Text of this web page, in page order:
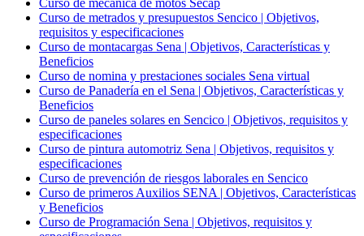
Curso de metrados y presupuestos Sencico | Objetivos,
requisitos y especificaciones
Curso de montacargas Sena | Objetivos, Características y
Beneficios
Curso de nomina y prestaciones sociales Sena virtual
Curso de Panadería en el Sena | Objetivos, Características y
Beneficios
Curso de paneles solares en Sencico | Objetivos, requisitos y
especificaciones
Curso de pintura automotriz Sena | Objetivos, requisitos y
especificaciones
Curso de prevención de riesgos laborales en Sencico
Curso de primeros Auxilios SENA | Objetivos, Características
y Beneficios
Curso de Programación Sena | Objetivos, requisitos y